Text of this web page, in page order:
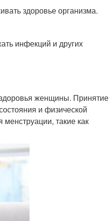
здоровье организма.
инфекций и других
женщины. Принятие
и физической
такие как